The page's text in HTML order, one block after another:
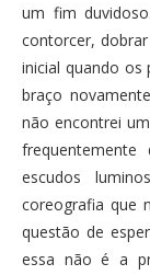
um fim
contorcer,
inicial quando os
braço
não encontrei
frequentemente
escudos
coreografia que
questão de
essa não é a